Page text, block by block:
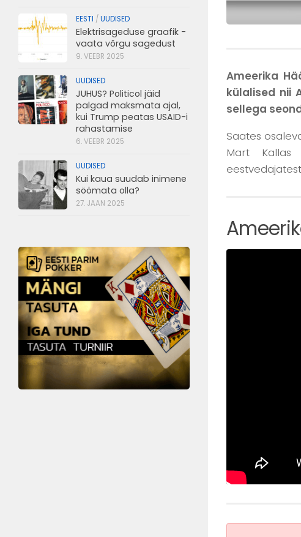
Ameerika
külalised nii
sellega
Saates
Mart Kallas
EESTI / UUDISED
Elektrisageduse graafik -
vaata võrgu sagedust
9. VEEBR 2025
UUDISED
JUHUS? Politicol jäid
palgad maksmata ajal,
kui Trump peatas USAID-i
rahastamise
6. VEEBR 2025
UUDISED
Kui kaua suudab inimene
söömata olla?
27. JAAN 2025